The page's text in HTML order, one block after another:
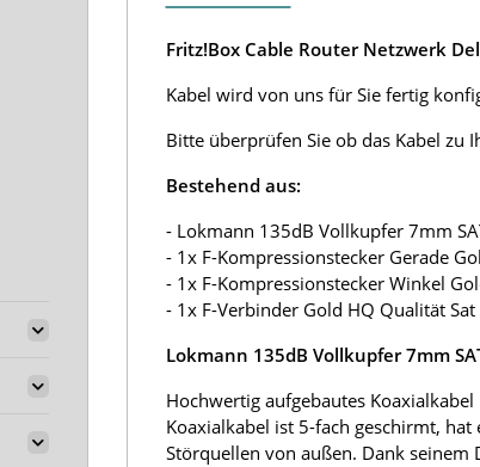
Fritz!Box Cable Router Netzwerk
Kabel wird von uns für Sie fertig
Bitte überprüfen Sie ob das Kabel zu
Bestehend aus:
- Lokmann 135dB Vollkupfer 7mm
- 1x F-Kompressionstecker Gerade
- 1x F-Kompressionstecker Winkel
- 1x F-Verbinder Gold HQ Qualität
Lokmann 135dB Vollkupfer 7mm
Hochwertig aufgebautes
Koaxialkabel ist 5-fach geschirmt,
Störquellen von außen. Dank